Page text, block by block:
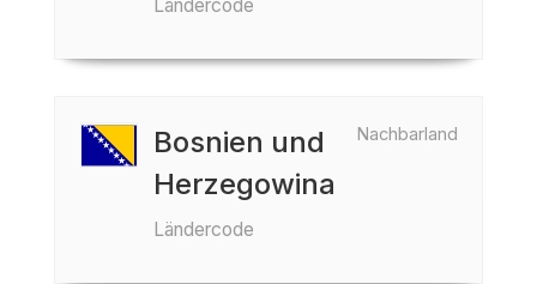
Ländercode
Nachbarland
Bosnien und
Herzegowina
Ländercode